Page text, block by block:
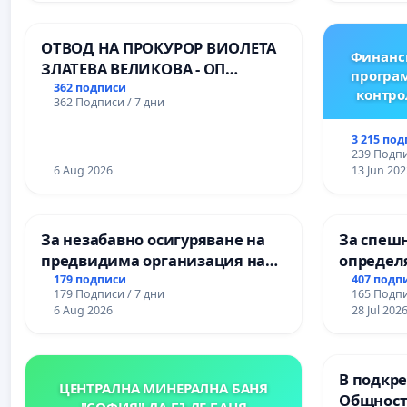
Пазарджик
ОТВОД НА ПРОКУРОР ВИОЛЕТА
ЗЛАТЕВА ВЕЛИКОВА - ОП
ДОБРИЧ
362 подписи
362 Подписи / 7 дни
6 Aug 2026
3 215
239
13 Jun
За незабавно осигуряване на
предвидима организация на
учебния процес и гарантиране
на правото на равнопоставено
и качествено образование на
гимназия „
179 подписи
179 Подписи / 7 дни
6 Aug 2026
За
Момин
407
165
28 Jul 2026
ЦЕНТРАЛНА МИНЕРАЛНА БАНЯ
В